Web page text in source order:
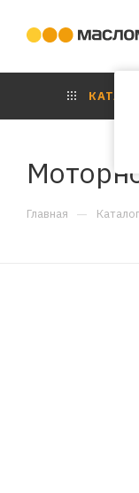
Главная — Каталог